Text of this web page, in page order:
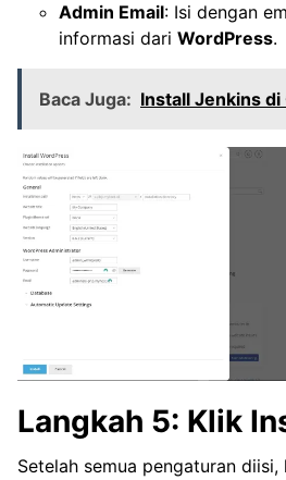
Admin Email: Isi dengan
informasi dariWordPress.
Baca Juga: Install Jenkins di
Langkah 5: Klik
Setelah semua pengaturan diisi,